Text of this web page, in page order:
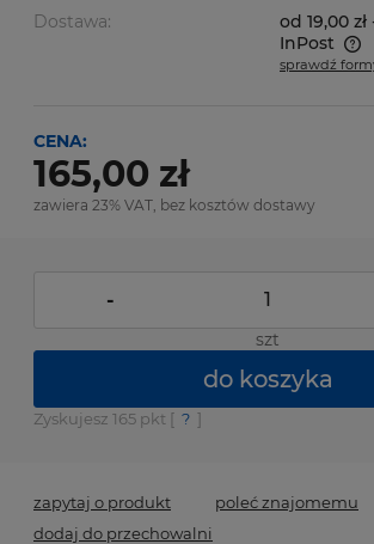
Dostawa:
od 19,00 zł
InPost
Cena nie zawiera ewentualnychsprawdź
CENA:
165,00 zł
zawiera 23% VAT, bez kosztów dostawy
-
szt
do koszyka
Zyskujesz 165 pkt [ ? ]
zapytaj o produkt poleć znajomemu
dodaj do przechowalni